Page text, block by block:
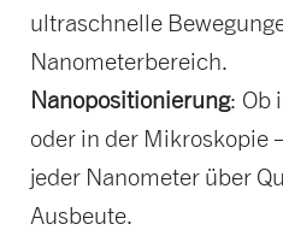
ultraschnelle
Nanometerbereich.
Nanopositionierung: Ob
oder in der Mikroskopie
jeder Nanometer über
Ausbeute.